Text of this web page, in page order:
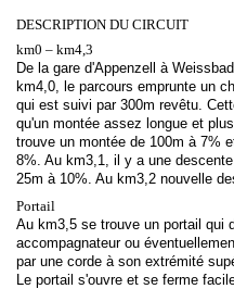
DESCRIPTION DU CIRCUIT
km0 – km4,3
De la gare d'Appenzell à
km4,0, le parcours emprunte un
qui est suivi par 300m revêtu.
qu'un montée assez longue et
trouve un montée de 100m à 7%
8%. Au km3,1, il y a une
25m à 10%. Au km3,2 nouvelle
Portail
Au km3,5 se trouve un portail qui
accompagnateur ou
par une corde à son extrémité
Le portail s'ouvre et se ferme